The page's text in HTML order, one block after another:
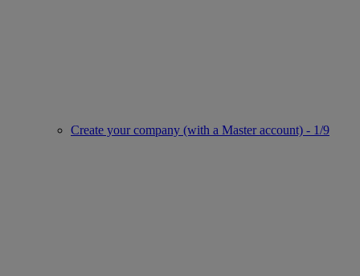
Create your company (with a Master account) - 1/9